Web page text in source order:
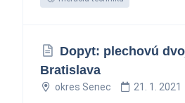
Dopyt: plechovú
Bratislava
okres Senec 21. 1. 2021